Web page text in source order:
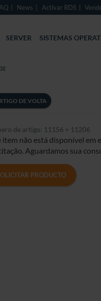
News Activar RDS
SERVER SISTEMAS
DE VOLTA
de artigo: 11156 + 11206
item não está disponível em
Aguardamos sua
PRODUCTO